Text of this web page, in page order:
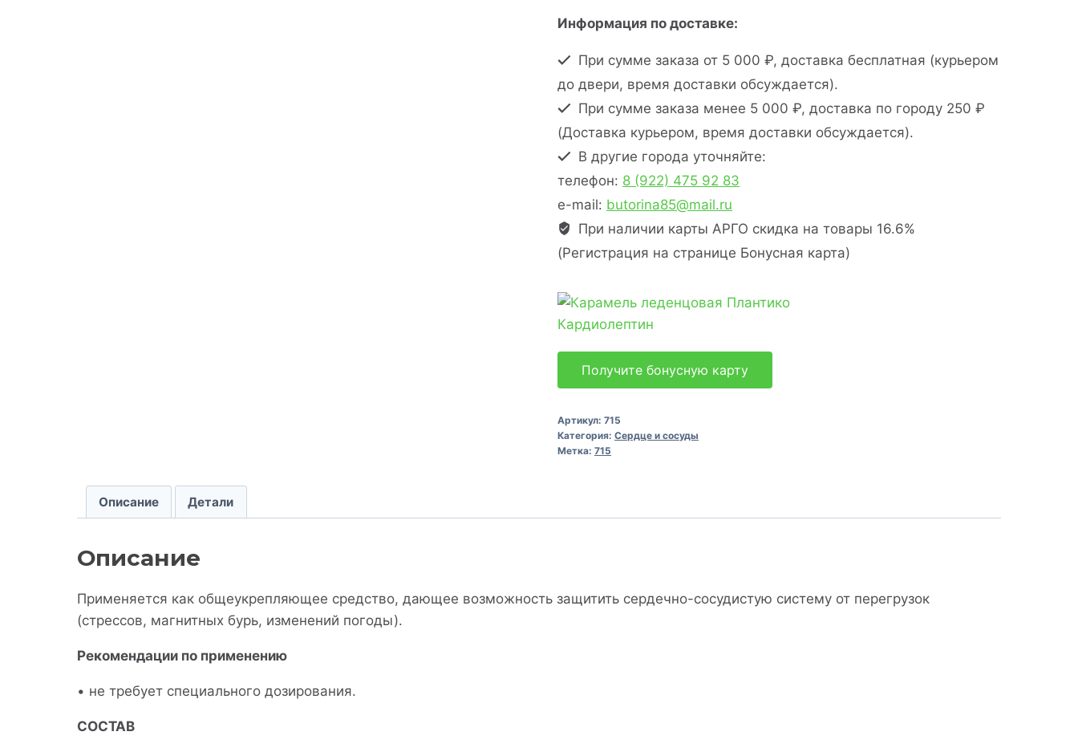
Информация по доставке:
При сумме заказа от 5 000 ₽, доставка бесплатная (курьером
до двери, время доставки обсуждается).
При сумме заказа менее 5 000 ₽, доставка по городу 250 ₽
(Доставка курьером, время доставки обсуждается).
В другие города уточняйте:
телефон: 8 (922) 475 92 83
e-mail: butorina85@mail.ru
При наличии карты АРГО скидка на товары 16.6%
(Регистрация на странице Бонусная карта)
Получите бонусную карту
Артикул:715
Категория:Сердце и сосуды
Метка:715
Описание Детали
Описание
Применяется как общеукрепляющее средство, дающее возможность защитить сердечно-сосудистую систему от перегрузок
(стрессов, магнитных бурь, изменений погоды).
Рекомендации по применению
• не требует специального дозирования.
СОСТАВ